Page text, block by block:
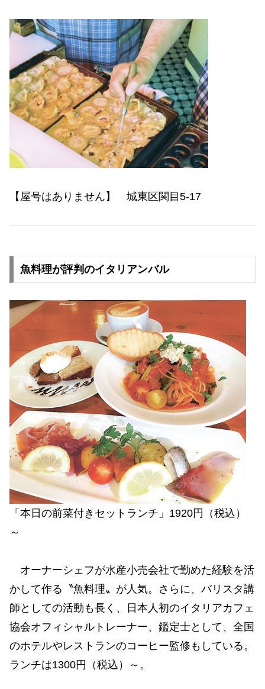
【屋号はありません】 城東区関目5-17
魚料理が評判のイタリアンバル
「本日の前菜付きセットランチ」1920円（税込）
～
オーナーシェフが水産小売会社で勤めた経験を活
かして作る〝魚料理〟が人気。さらに、バリスタ講
師としての活動も長く、日本人初のイタリアカフェ
協会オフィシャルトレーナー、鑑定士として、全国
のホテルやレストランのコーヒー監修もしている。
ランチは1300円（税込）～。